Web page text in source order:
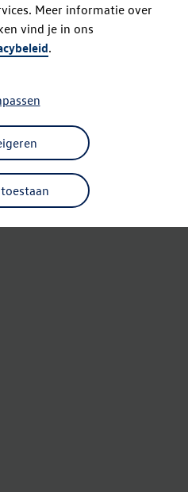
Meer informatie over
vind je in ons
.
Please try